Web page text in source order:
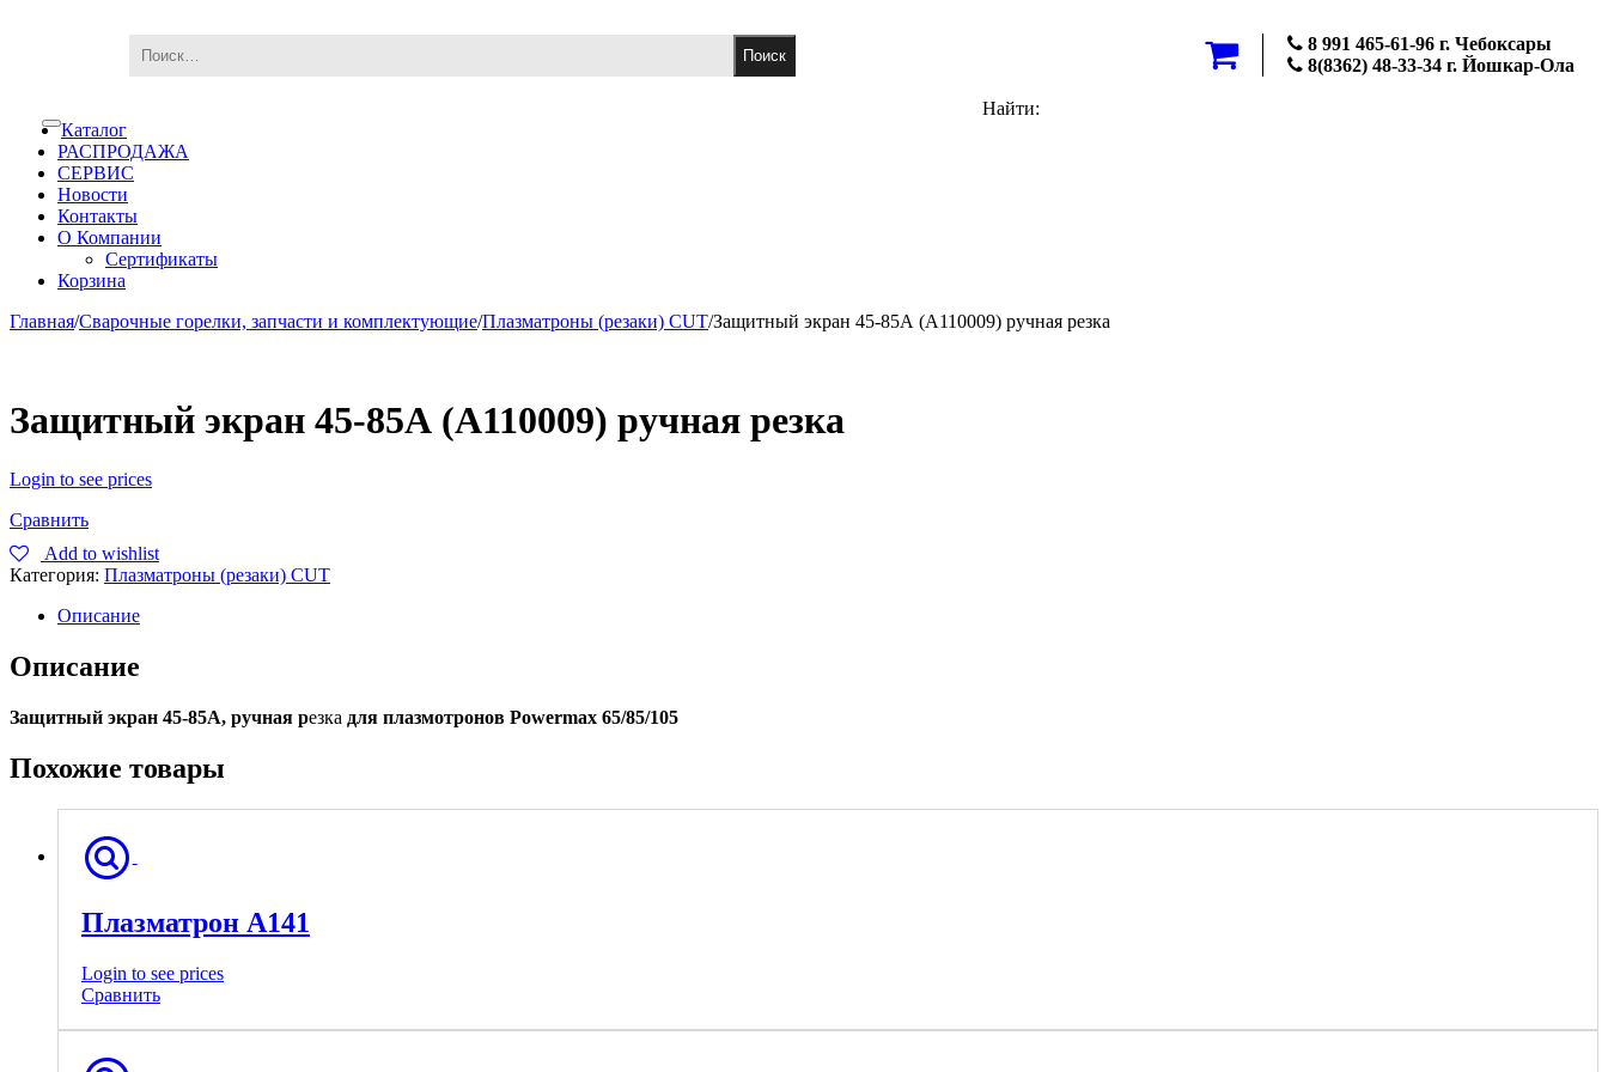
Найти:
8 991 465-61-96 г. Чебоксары
8(8362) 48-33-34 г. Йошкар-Ола
Skip
navigation
Skip
content
Toggle
navigation
Каталог
РАСПРОДАЖА
СЕРВИС
Новости
Контакты
О Компании
Сертификаты
Корзина
Главная/Сварочные горелки, запчасти и комплектующие/Плазматроны (резаки) CUT/Защитный экран 45-85А (А110009) ручная резка
Защитный экран 45-85А (А110009) ручная резка
Login to see prices
Сравнить
Add to wishlist
Категория: Плазматроны (резаки) CUT
Описание
Описание
Защитный экран 45-85А, ручная резка для плазмотронов Powermax 65/85/105
Похожие товары
Плазматрон А141
Login to see prices
Сравнить